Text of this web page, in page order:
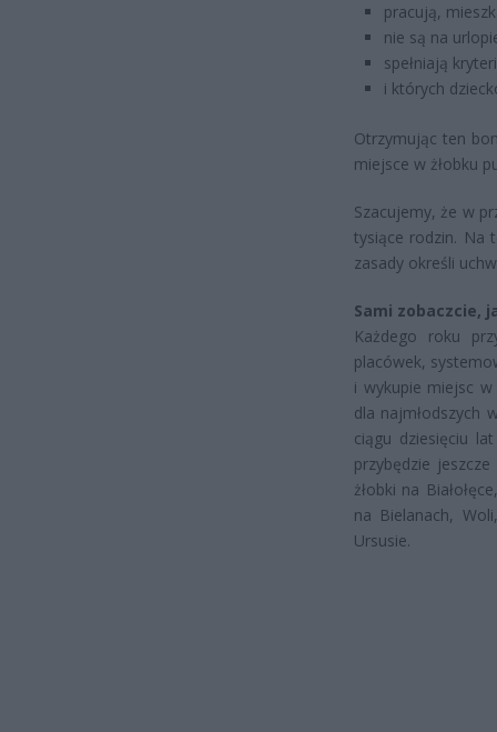
pracują,
nie są na
spełniają
i których
Otrzymując ten
miejsce w żłobku
Szacujemy, że w
tysiące rodzin. Na
zasady określi
Sami zobaczcie,
Każdego roku
placówek,
i wykupie miejsc w
dla najmłodszych
ciągu dziesięciu
przybędzie
żłobki na
na Bielanach,
Ursusie.